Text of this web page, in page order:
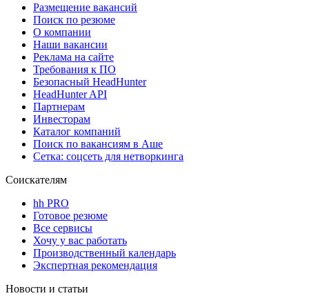
Размещение вакансий
Поиск по резюме
О компании
Наши вакансии
Реклама на сайте
Требования к ПО
Безопасный HeadHunter
HeadHunter API
Партнерам
Инвесторам
Каталог компаний
Поиск по вакансиям в Аше
Сетка: соцсеть для нетворкинга
Соискателям
hh PRO
Готовое резюме
Все сервисы
Хочу у вас работать
Производственный календарь
Экспертная рекомендация
Новости и статьи